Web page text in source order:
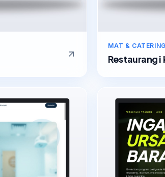
MAT & CATERING
Restaurangi